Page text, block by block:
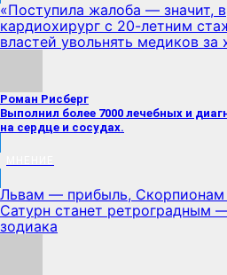
«Поступила жалоба — значит,
кардиохирург с 20-летним
властей увольнять медиков за
Роман Рисберг
Выполнил более 7000 лечебных и
на сердце и сосудах.
Львам — прибыль, Скорпионам
Сатурн станет ретроградным
зодиака